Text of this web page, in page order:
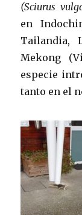
(Sciurus
en
Tailandia,
Mekong
especie
tanto en el